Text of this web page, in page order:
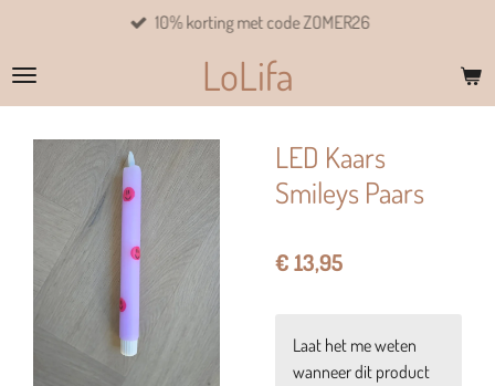
naar
de
LoLifa
10% korting met code ZOMER26
LED Kaars
Smileys Paars
€ 13,95
Laat het me weten
wanneer dit product